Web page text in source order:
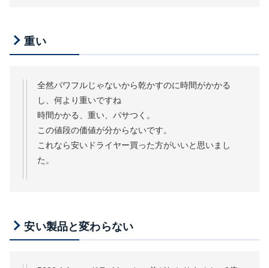
重い
全然パワフルじゃないから乾かすのに時間がかかる
し、何より重いですね
時間かかる、重い、パサつく。
この値段の価値が分からないです。
これなら安いドライヤー買った方がいいと思いまし
た。
安い製品と変わらない